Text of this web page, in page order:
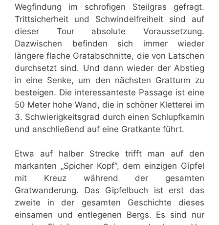
Wegfindung im schrofigen Steilgras gefragt.
Trittsicherheit und Schwindelfreiheit sind auf
dieser Tour absolute Voraussetzung.
Dazwischen befinden sich immer wieder
längere flache Gratabschnitte, die von Latschen
durchsetzt sind. Und dann wieder der Abstieg
in eine Senke, um den nächsten Gratturm zu
besteigen. Die interessanteste Passage ist eine
50 Meter hohe Wand, die in schöner Kletterei im
3. Schwierigkeitsgrad durch einen Schlupfkamin
und anschließend auf eine Gratkante führt.
Etwa auf halber Strecke trifft man auf den
markanten „Spicher Kopf“, dem einzigen Gipfel
mit Kreuz während der gesamten
Gratwanderung. Das Gipfelbuch ist erst das
zweite in der gesamten Geschichte dieses
einsamen und entlegenen Bergs. Es sind nur